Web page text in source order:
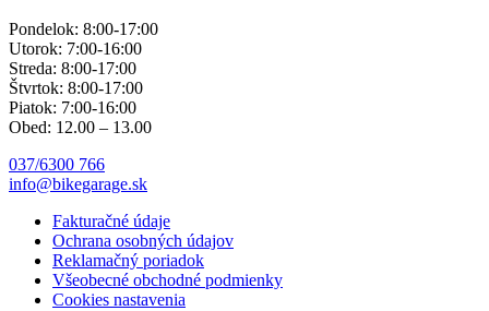
Pondelok: 8:00-17:00
Utorok: 7:00-16:00
Streda: 8:00-17:00
Štvrtok: 8:00-17:00
Piatok: 7:00-16:00
Obed: 12.00 – 13.00
037/6300 766
info@bikegarage.sk
Fakturačné údaje
Ochrana osobných údajov
Reklamačný poriadok
Všeobecné obchodné podmienky
Cookies nastavenia